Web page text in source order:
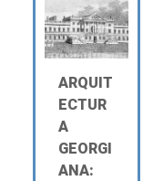
ARQUIT
ECTUR
A
GEORGI
ANA: